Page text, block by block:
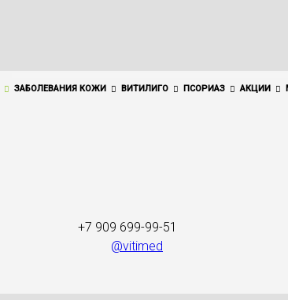
+7 909 699-99-51
@vitimed
ЗАБОЛЕВАНИЯ КОЖИ ВИТИЛИГО ПСОРИАЗ АКЦИИ